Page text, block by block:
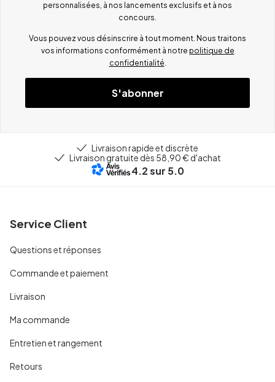
personnalisées, à nos lancements exclusifs et à nos
concours.
Vous pouvez vous désinscrire à tout moment. Nous traitons
vos informations conformément à notre politique de
confidentialité.
S'abonner
Livraison rapide et discrète
Livraison gratuite dès 58,90 € d'achat
4.2sur 5.0
Service Client
Questions et réponses
Commande et paiement
Livraison
Ma commande
Entretien et rangement
Retours